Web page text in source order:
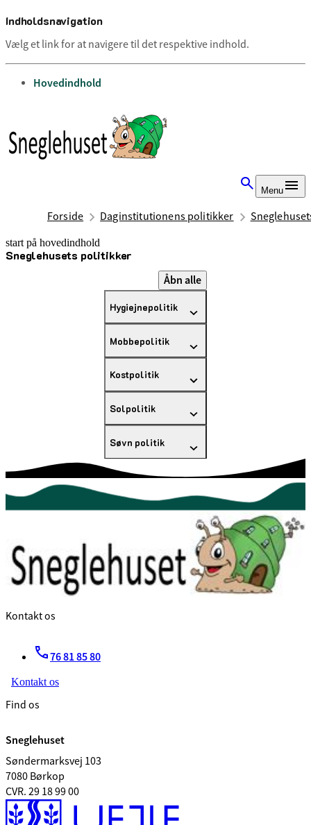
Indholdsnavigation
Vælg et link for at navigere til det respektive indhold.
gå til
Hovedindhold
Menu
Forside Daginstitutionens politikker
start på hovedindhold
Sneglehusets politikker
senest opdateret 10. juli 2025
Åbn alle
Hygiejnepolitik
Mobbepolitik
Kostpolitik
Solpolitik
Søvn politik
Kontakt os
76 81 85 80
Kontakt os
Find os
Sneglehuset
Søndermarksvej 103
7080 Børkop
CVR. 29 18 99 00